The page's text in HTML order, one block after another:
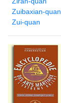
Zuibaxian-quan
Zui-quan